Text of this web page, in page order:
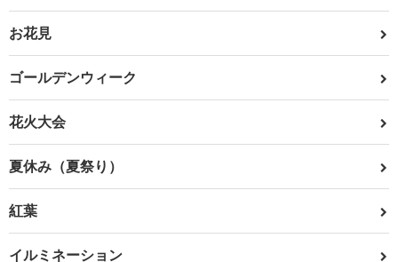
お花見
ゴールデンウィーク
花火大会
夏休み（夏祭り）
紅葉
イルミネーション